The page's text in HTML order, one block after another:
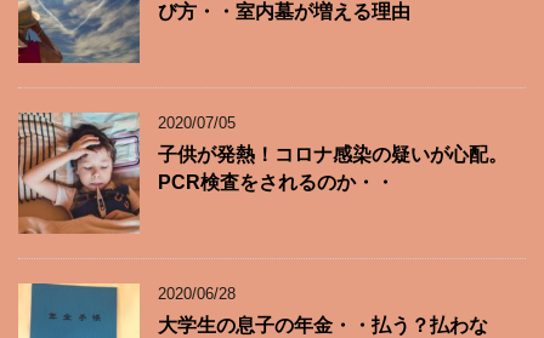
び方・・室内墓が増える理由
2020/07/05
子供が発熱！コロナ感染の疑いが心配。
PCR検査をされるのか・・
2020/06/28
大学生の息子の年金・・払う？払わな